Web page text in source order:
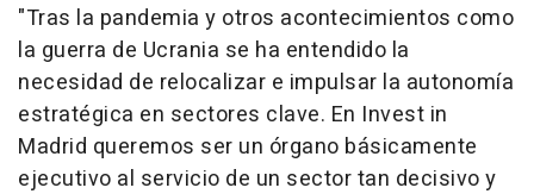
"Tras la pandemia y otros acontecimientos como
la guerra de Ucrania se ha entendido la
necesidad de relocalizar e impulsar la autonomía
estratégica en sectores clave. En Invest in
Madrid queremos ser un órgano básicamente
ejecutivo al servicio de un sector tan decisivo y